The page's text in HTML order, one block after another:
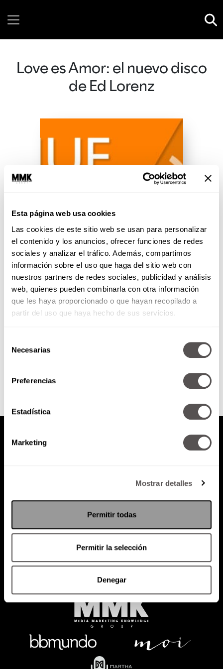
Esta página web usa cookies
Las cookies de este sitio web se usan para personalizar
el contenido y los anuncios, ofrecer funciones de redes
sociales y analizar el tráfico. Además, compartimos
información sobre el uso que haga del sitio web con
nuestros partners de redes sociales, publicidad y análisis
web, quienes pueden combinarla con otra información
que les haya proporcionado o que hayan recopilado a
partir del uso que haya hecho de sus servicios.
Necesarias
Preferencias
Estadística
Marketing
Mostrar detalles
Permitir todas
Permitir la selección
Denegar
Love es Amor: el nuevo disco
de Ed Lorenz
Jueves 22 de octubre de 2015
Love es Amor: el nuevo disco de
Ed Lorenz Los líderes de las redes
sociales No te cases por amor
Política de Privacidad
RADIO MARTHA